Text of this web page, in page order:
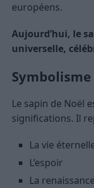
européens.
Aujourd’hui, le
universelle,
Le sapin de Noël
significations. Il
La vie
L’espoir
La renaissance